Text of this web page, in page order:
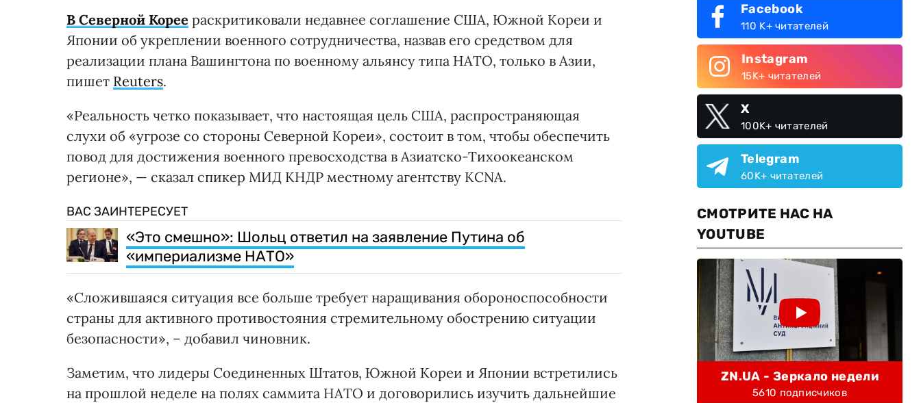
В Северной Корее раскритиковали недавнее соглашение США, Южной Кореи и
Японии об укреплении военного сотрудничества, назвав его средством для
реализации плана Вашингтона по военному альянсу типа НАТО, только в Азии,
пишет Reuters.
«Реальность четко показывает, что настоящая цель США, распространяющая
слухи об «угрозе со стороны Северной Кореи», состоит в том, чтобы обеспечить
повод для достижения военного превосходства в Азиатско-Тихоокеанском
регионе», — сказал спикер МИД КНДР местному агентству KCNA.
ВАС ЗАИНТЕРЕСУЕТ
«Это смешно»: Шольц ответил на заявление Путина об
«империализме НАТО»
«Сложившаяся ситуация все больше требует наращивания обороноспособности
страны для активного противостояния стремительному обострению ситуации
безопасности», – добавил чиновник.
Заметим, что лидеры Соединенных Штатов, Южной Кореи и Японии встретились
на прошлой неделе на полях саммита НАТО и договорились изучить дальнейшие
Facebook
110 K+ читателей
Instagram
15K+ читателей
X
100K+ читателей
Telegram
60K+ читателей
СМОТРИТЕ НАС НА
YOUTUBE
ZN.UA - Зеркало недели
5610 подписчиков